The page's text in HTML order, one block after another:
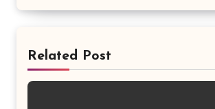
Related Post